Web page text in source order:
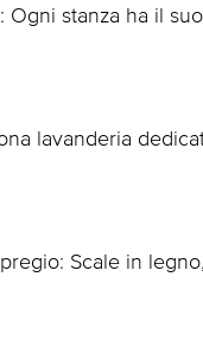
Ogni stanza ha il
lavanderia
Scale in